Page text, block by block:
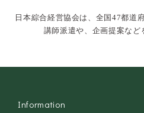
落語・講談・色物
安全大会
日本綜合経営協会は、全国47都道
講師派遣や、企画提案など
Information